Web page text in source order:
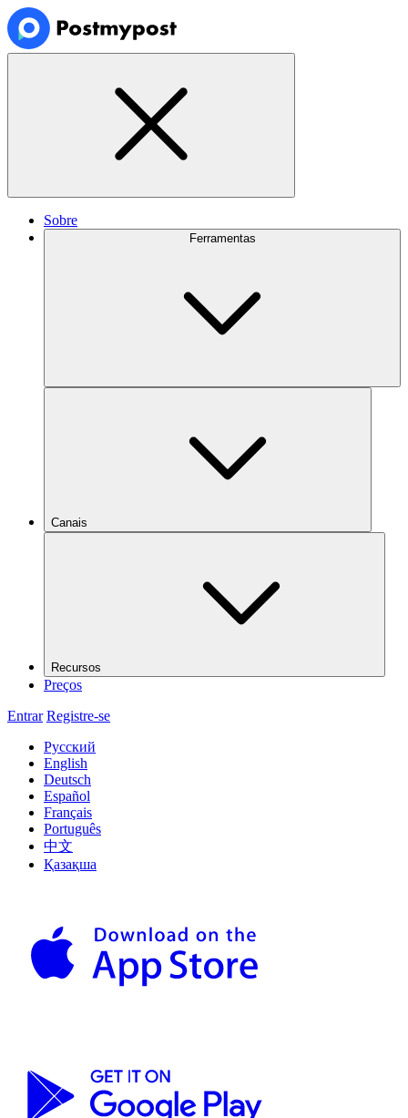
Sobre
Ferramentas
Canais
Recursos
Preços
Entrar Registre-se
Русский
English
Deutsch
Español
Français
Português
中文
Қазақша